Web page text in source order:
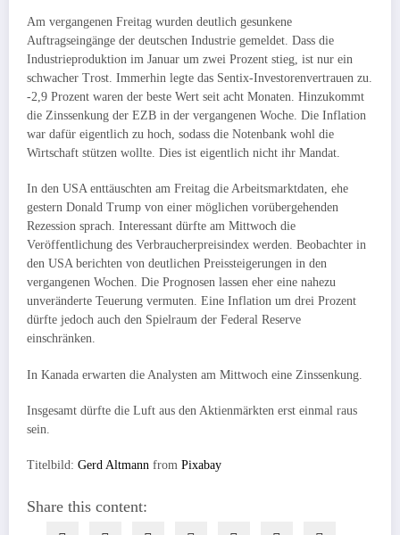
Am vergangenen Freitag wurden deutlich gesunkene
Auftragseingänge der deutschen Industrie gemeldet. Dass die
Industrieproduktion im Januar um zwei Prozent stieg, ist nur ein
schwacher Trost. Immerhin legte das Sentix-Investorenvertrauen zu.
-2,9 Prozent waren der beste Wert seit acht Monaten. Hinzukommt
die Zinssenkung der EZB in der vergangenen Woche. Die Inflation
war dafür eigentlich zu hoch, sodass die Notenbank wohl die
Wirtschaft stützen wollte. Dies ist eigentlich nicht ihr Mandat.
In den USA enttäuschten am Freitag die Arbeitsmarktdaten, ehe
gestern Donald Trump von einer möglichen vorübergehenden
Rezession sprach. Interessant dürfte am Mittwoch die
Veröffentlichung des Verbraucherpreisindex werden. Beobachter in
den USA berichten von deutlichen Preissteigerungen in den
vergangenen Wochen. Die Prognosen lassen eher eine nahezu
unveränderte Teuerung vermuten. Eine Inflation um drei Prozent
dürfte jedoch auch den Spielraum der Federal Reserve
einschränken.
In Kanada erwarten die Analysten am Mittwoch eine Zinssenkung.
Insgesamt dürfte die Luft aus den Aktienmärkten erst einmal raus
sein.
Titelbild: Gerd Altmann from Pixabay
Share this content: